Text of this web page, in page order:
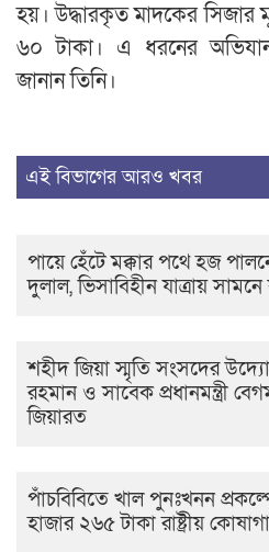
হয়। উদ্ধারকৃত মাদকের
৬০ টাকা। এ ধরনের
জানান তিনি।
এই বিভাগের আরও খবর
পায়ে হেঁটে মক্কার পথে হজ
দুলাল, ভিসাবিহীন যাত্রায়
শহীদ জিয়া স্মৃতি সংসদের
রহমান ও সাবেক প্রধানমন্ত্রী
জিয়ারত
পাঁচবিবিতে খাল পুনঃখনন
হাজার ২৬৫ টাকা রাষ্ট্রীয়